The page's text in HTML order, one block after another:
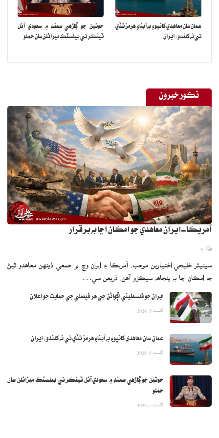
عمان سان معاهدي کانپوءِ به آبناءِ هرمز ٿڏي
تي نه کلندو: ايران
حوثين جو ڳاڙهي سمنڊ ۾ سعودي آئل
ٽينڪر تي بيلسٽڪ ميزائلن سان حملو
نڪور خبرون
آمريڪا-ايران معاهدي جو امڪان اڃا به برقرار
سينيئر خليجي اختيارين موجب، آمريڪا ۽ ايران وچ ۾ جمعي ڏينهن معاهدو ٿيڻ
جا امڪان اڃا به پنجاهه سيڪڙو آهن. ذريعن سي…
ايران جو فلسطيني اڳواڻن جي هر فيصلي جي حمايت جو اعلان
اگست 5, 2026
عمان سان معاهدي کانپوءِ به آبناءِ هرمز ٿڏي تي نه کلندو: ايران
اگست 5, 2026
حوثين جو ڳاڙهي سمنڊ ۾ سعودي آئل ٽينڪر تي بيلسٽڪ ميزائلن سان
حملو
اگست 5, 2026